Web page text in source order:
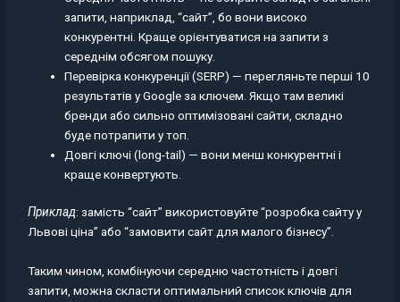
запити, наприклад, “сайт”, бо вони високо
конкурентні. Краще орієнтуватися на запити з
середнім обсягом пошуку.
Перевірка конкуренції (SERP) — перегляньте перші 10
результатів у Google за ключем. Якщо там великі
бренди або сильно оптимізовані сайти, складно
буде потрапити у топ.
Довгі ключі (long-tail) — вони менш конкурентні і
краще конвертують.
Приклад: замість “сайт” використовуйте “розробка сайту у
Львові ціна” або “замовити сайт для малого бізнесу”.
Таким чином, комбінуючи середню частотність і довгі
запити, можна скласти оптимальний список ключів для